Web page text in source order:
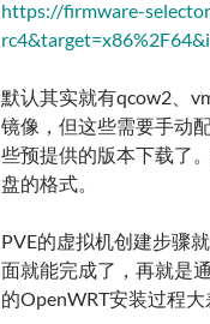
https://firmware-
默认其实就有qcow2、
镜像，但这些需要手动
些预提供的版本下载了
盘的格式。
PVE的虚拟机创建步骤
面就能完成了，再就是
的OpenWRT安装过程大